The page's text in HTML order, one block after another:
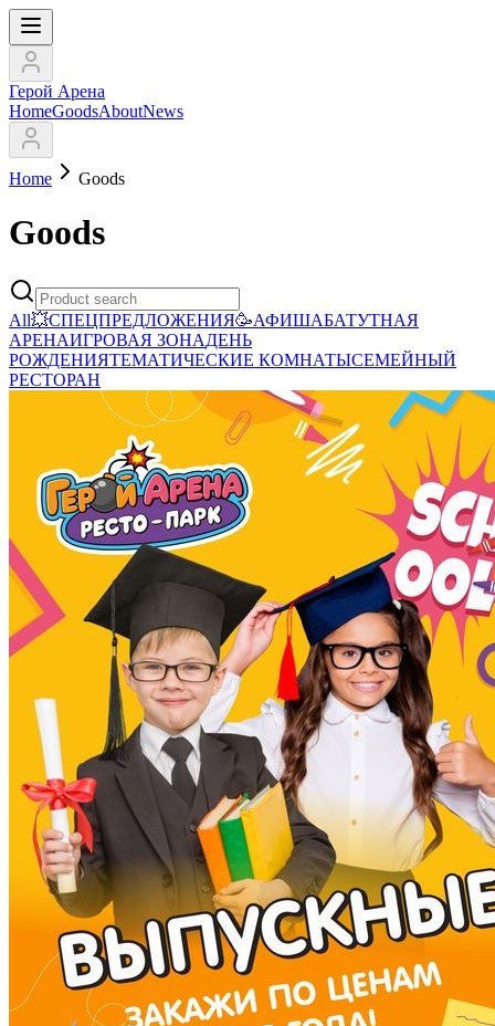
Герой Арена
HomeGoodsAboutNews
Home Goods
Goods
All💥СПЕЦПРЕДЛОЖЕНИЯ🥳АФИШАБАТУТНАЯ
АРЕНАИГРОВАЯ ЗОНАДЕНЬ
РОЖДЕНИЯТЕМАТИЧЕСКИЕ КОМНАТЫСЕМЕЙНЫЙ
РЕСТОРАН